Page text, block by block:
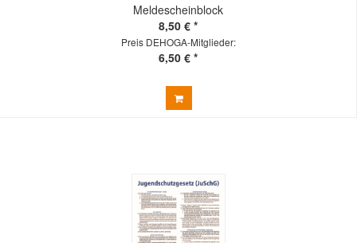
Meldescheinblock
8,50 € *
Preis DEHOGA-Mitglieder:
6,50 € *